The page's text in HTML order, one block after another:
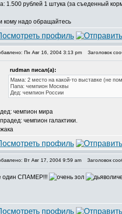
1.500 рублей 1 штука (за съеденный
кому надо обращайтесь
Пн Авг 16, 2004 3:13 pm Заголовок
rudman писал(а):
Мама: 2 место на какой-то выставке (не
Папа: чемпион Москвы
Дед: чемпион России
чемпион мира
чемпион галактики.
Вт Авг 17, 2004 9:59 am Заголовок
один СПАМЕР!!!